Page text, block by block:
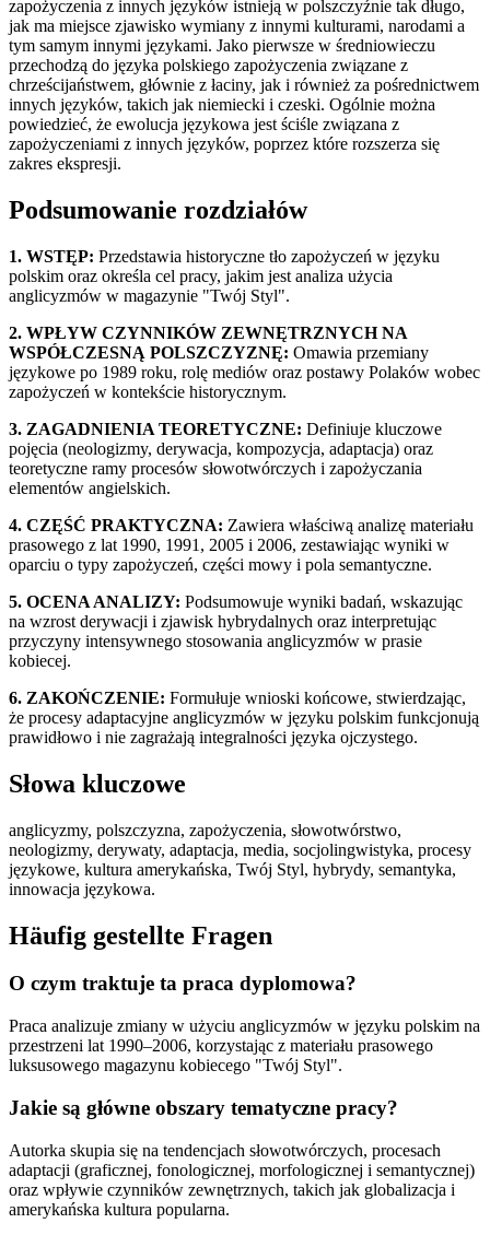
zapożyczenia z innych języków istnieją w polszczyźnie tak długo,
jak ma miejsce zjawisko wymiany z innymi kulturami, narodami a
tym samym innymi językami. Jako pierwsze w średniowieczu
przechodzą do języka polskiego zapożyczenia związane z
chrześcijaństwem, głównie z łaciny, jak i również za pośrednictwem
innych języków, takich jak niemiecki i czeski. Ogólnie można
powiedzieć, że ewolucja językowa jest ściśle związana z
zapożyczeniami z innych języków, poprzez które rozszerza się
zakres ekspresji.
Podsumowanie rozdziałów
1. WSTĘP: Przedstawia historyczne tło zapożyczeń w języku
polskim oraz określa cel pracy, jakim jest analiza użycia
anglicyzmów w magazynie "Twój Styl".
2. WPŁYW CZYNNIKÓW ZEWNĘTRZNYCH NA
WSPÓŁCZESNĄ POLSZCZYZNĘ: Omawia przemiany
językowe po 1989 roku, rolę mediów oraz postawy Polaków wobec
zapożyczeń w kontekście historycznym.
3. ZAGADNIENIA TEORETYCZNE: Definiuje kluczowe
pojęcia (neologizmy, derywacja, kompozycja, adaptacja) oraz
teoretyczne ramy procesów słowotwórczych i zapożyczania
elementów angielskich.
4. CZĘŚĆ PRAKTYCZNA: Zawiera właściwą analizę materiału
prasowego z lat 1990, 1991, 2005 i 2006, zestawiając wyniki w
oparciu o typy zapożyczeń, części mowy i pola semantyczne.
5. OCENA ANALIZY: Podsumowuje wyniki badań, wskazując
na wzrost derywacji i zjawisk hybrydalnych oraz interpretując
przyczyny intensywnego stosowania anglicyzmów w prasie
kobiecej.
6. ZAKOŃCZENIE: Formułuje wnioski końcowe, stwierdzając,
że procesy adaptacyjne anglicyzmów w języku polskim funkcjonują
prawidłowo i nie zagrażają integralności języka ojczystego.
Słowa kluczowe
anglicyzmy, polszczyzna, zapożyczenia, słowotwórstwo,
neologizmy, derywaty, adaptacja, media, socjolingwistyka, procesy
językowe, kultura amerykańska, Twój Styl, hybrydy, semantyka,
innowacja językowa.
Häufig gestellte Fragen
O czym traktuje ta praca dyplomowa?
Praca analizuje zmiany w użyciu anglicyzmów w języku polskim na
przestrzeni lat 1990–2006, korzystając z materiału prasowego
luksusowego magazynu kobiecego "Twój Styl".
Jakie są główne obszary tematyczne pracy?
Autorka skupia się na tendencjach słowotwórczych, procesach
adaptacji (graficznej, fonologicznej, morfologicznej i semantycznej)
oraz wpływie czynników zewnętrznych, takich jak globalizacja i
amerykańska kultura popularna.